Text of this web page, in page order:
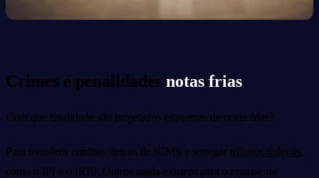
Crimes e penalidades notas frias
Com que finalidade são projetados esquemas de notas frias?
Para transferir créditos ilegais de ICMS e sonegar tributos federais,
como o IPI e o IRPJ. Outros ainda existem para o repasse de